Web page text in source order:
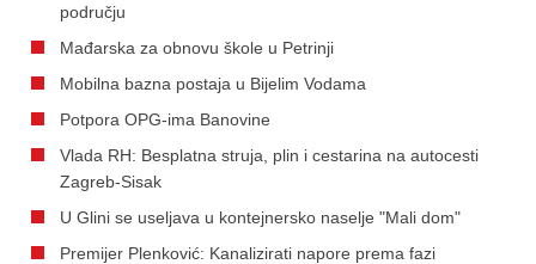
području
Mađarska za obnovu škole u Petrinji
Mobilna bazna postaja u Bijelim Vodama
Potpora OPG-ima Banovine
Vlada RH: Besplatna struja, plin i cestarina na autocesti
Zagreb-Sisak
U Glini se useljava u kontejnersko naselje "Mali dom"
Premijer Plenković: Kanalizirati napore prema fazi